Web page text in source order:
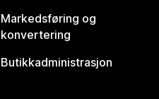
Markedsføring og
konvertering
Butikkadministrasjon